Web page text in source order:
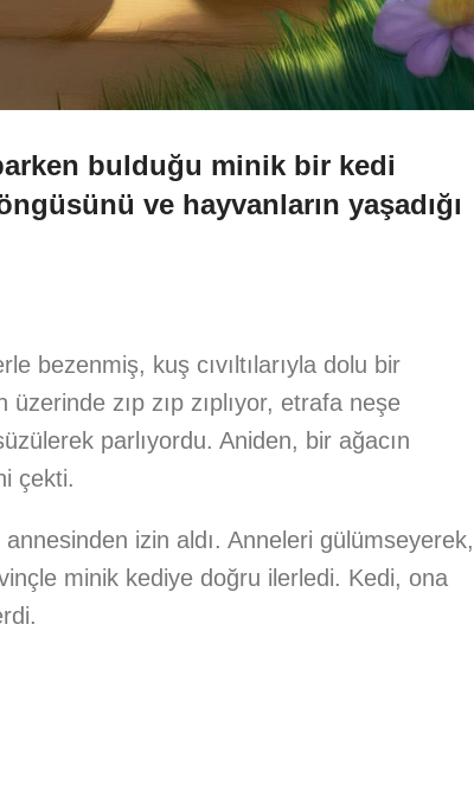
bulduğu minik bir kedi
ve hayvanların yaşadığı
bezenmiş, kuş cıvıltılarıyla dolu bir
zıp zıp zıplıyor, etrafa neşe
parlıyordu. Aniden, bir ağacın
çekti.
izin aldı. Anneleri gülümseyerek,
minik kediye doğru ilerledi. Kedi, ona